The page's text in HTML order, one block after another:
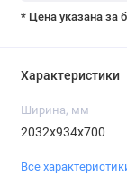
* Цена указана за
Характеристики
Ширина, мм
2032х934х700
Все